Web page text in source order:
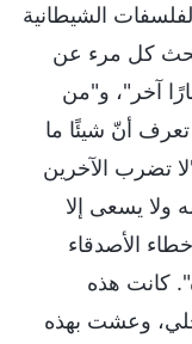
الشيطانية
كل مرء عن
آخر"، و"من
أنّ شيئًا ما
تضرب الآخرين
ولا يسعى إلا
الأصدقاء
كانت هذه
وعشت بهذه